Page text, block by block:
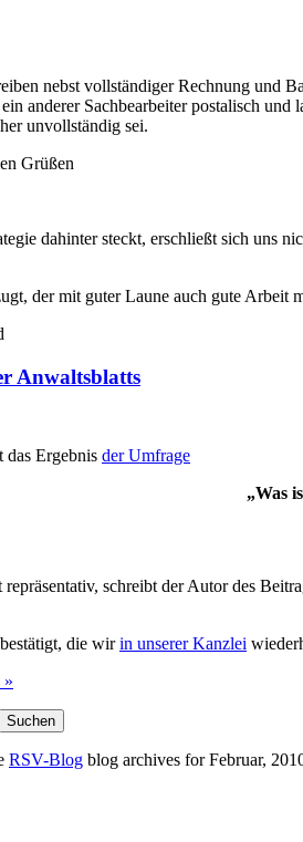
nebst vollständiger Rechnung und
anderer Sachbearbeiter postalisch
unvollständig sei.
Grüßen
dahinter steckt, erschließt sich uns
der mit guter Laune auch gute Arbeit
Anwaltsblatts
das Ergebnis der Umfrage
„Was
repräsentativ, schreibt der Autor des
die wirin unserer Kanzlei
»
RSV-Blog blog archives for Februar,